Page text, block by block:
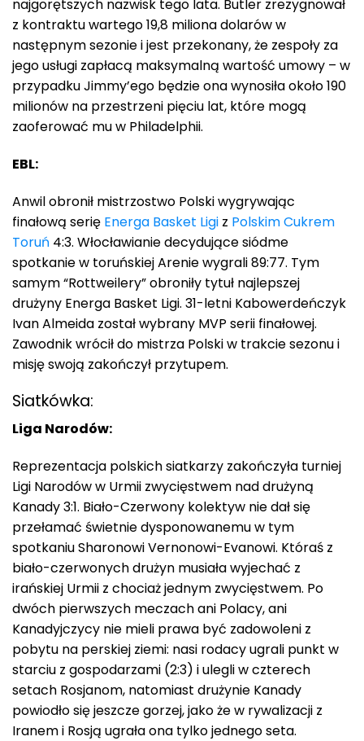
najgorętszych nazwisk tego lata. Butler zrezygnował
z kontraktu wartego 19,8 miliona dolarów w
następnym sezonie i jest przekonany, że zespoły za
jego usługi zapłacą maksymalną wartość umowy – w
przypadku Jimmy’ego będzie ona wynosiła około 190
milionów na przestrzeni pięciu lat, które mogą
zaoferować mu w Philadelphii.
EBL:
Anwil obronił mistrzostwo Polski wygrywając
finałową serię Energa Basket Ligi z Polskim Cukrem
Toruń 4:3. Włocławianie decydujące siódme
spotkanie w toruńskiej Arenie wygrali 89:77. Tym
samym “Rottweilery” obroniły tytuł najlepszej
drużyny Energa Basket Ligi. 31-letni Kabowerdeńczyk
Ivan Almeida został wybrany MVP serii finałowej.
Zawodnik wrócił do mistrza Polski w trakcie sezonu i
misję swoją zakończył przytupem.
Siatkówka:
Liga Narodów:
Reprezentacja polskich siatkarzy zakończyła turniej
Ligi Narodów w Urmii zwycięstwem nad drużyną
Kanady 3:1. Biało-Czerwony kolektyw nie dał się
przełamać świetnie dysponowanemu w tym
spotkaniu Sharonowi Vernonowi-Evanowi. Któraś z
biało-czerwonych drużyn musiała wyjechać z
irańskiej Urmii z chociaż jednym zwycięstwem. Po
dwóch pierwszych meczach ani Polacy, ani
Kanadyjczycy nie mieli prawa być zadowoleni z
pobytu na perskiej ziemi: nasi rodacy ugrali punkt w
starciu z gospodarzami (2:3) i ulegli w czterech
setach Rosjanom, natomiast drużynie Kanady
powiodło się jeszcze gorzej, jako że w rywalizacji z
Iranem i Rosją ugrała ona tylko jednego seta.